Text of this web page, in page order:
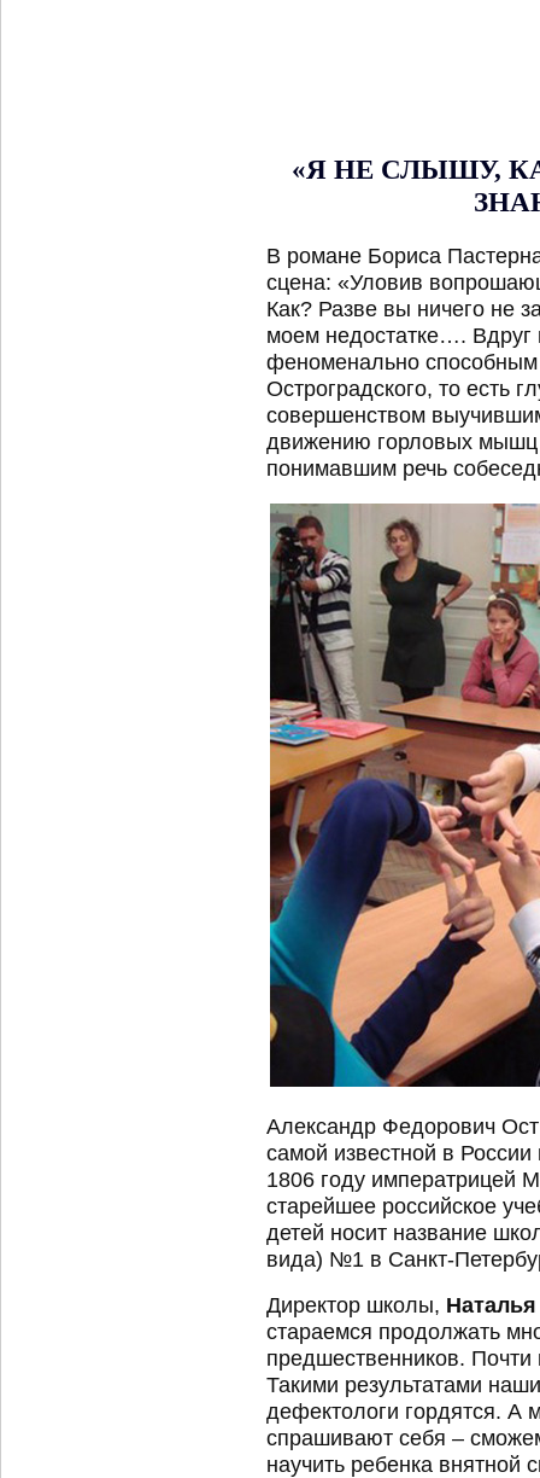
«Я НЕ СЛЫШУ,
В романе Бориса
сцена: «Уловив
Как? Разве вы ничего не
моем недостатке….
феноменально
Остроградского, то есть
совершенством
движению горловых мышц
понимавшим речь
Александр Федорович
самой известной в
1806 году императрицей
старейшее российское
детей носит название
вида) №1 в Санкт-
Директор школы,
стараемся продолжать
предшественников.
Такими результатами
дефектологи гордятся. А
спрашивают себя –
научить ребенка внятной